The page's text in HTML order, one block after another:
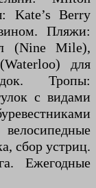
Kate’s Berry
Пляжи:
(Nine Mile),
для
Тропы:
с видами
сбор устриц.
Ежегодные